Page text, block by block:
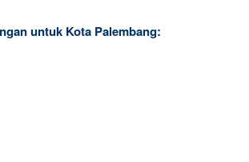
untuk Kota Palembang: